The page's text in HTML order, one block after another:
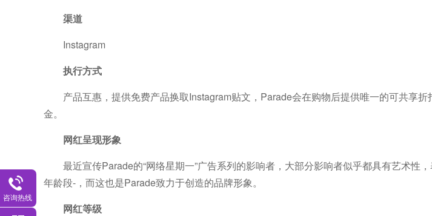
渠道
Instagram
执行方式
产品互惠，提供免费产品换取Instagram贴文，Parade会在购物后提供唯一的可共享
金。
网红呈现形象
最近宣传Parade的“网络星期一”广告系列的影响者，大部分影响者似乎都具有艺术性
年龄段-，而这也是Parade致力于创造的品牌形象。
网红等级
咨询热线